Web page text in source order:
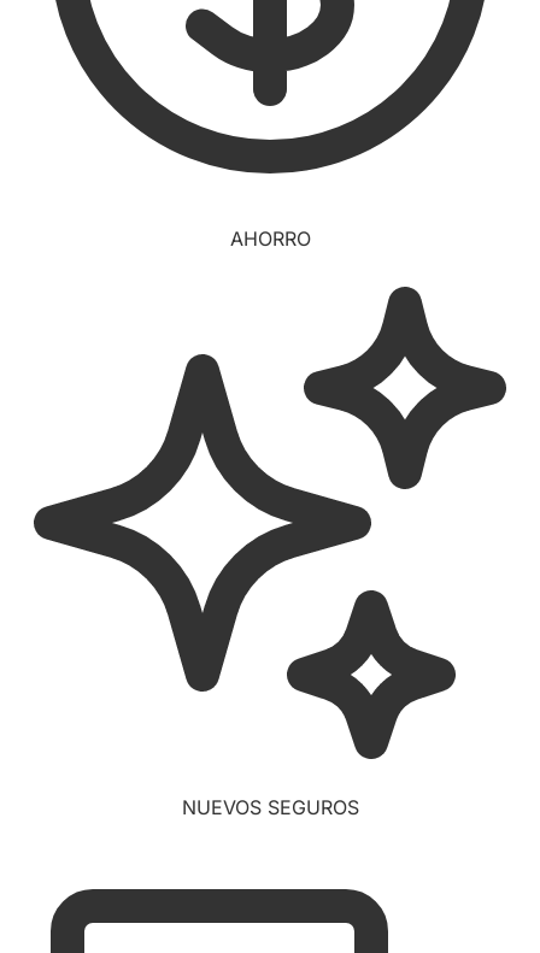
AHORRO
NUEVOS SEGUROS